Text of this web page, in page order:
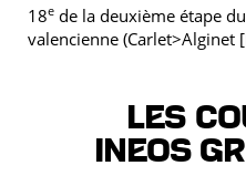
18e de la deuxième étape
valencienne (Carlet>Alginet
Les coureurs
INEOS